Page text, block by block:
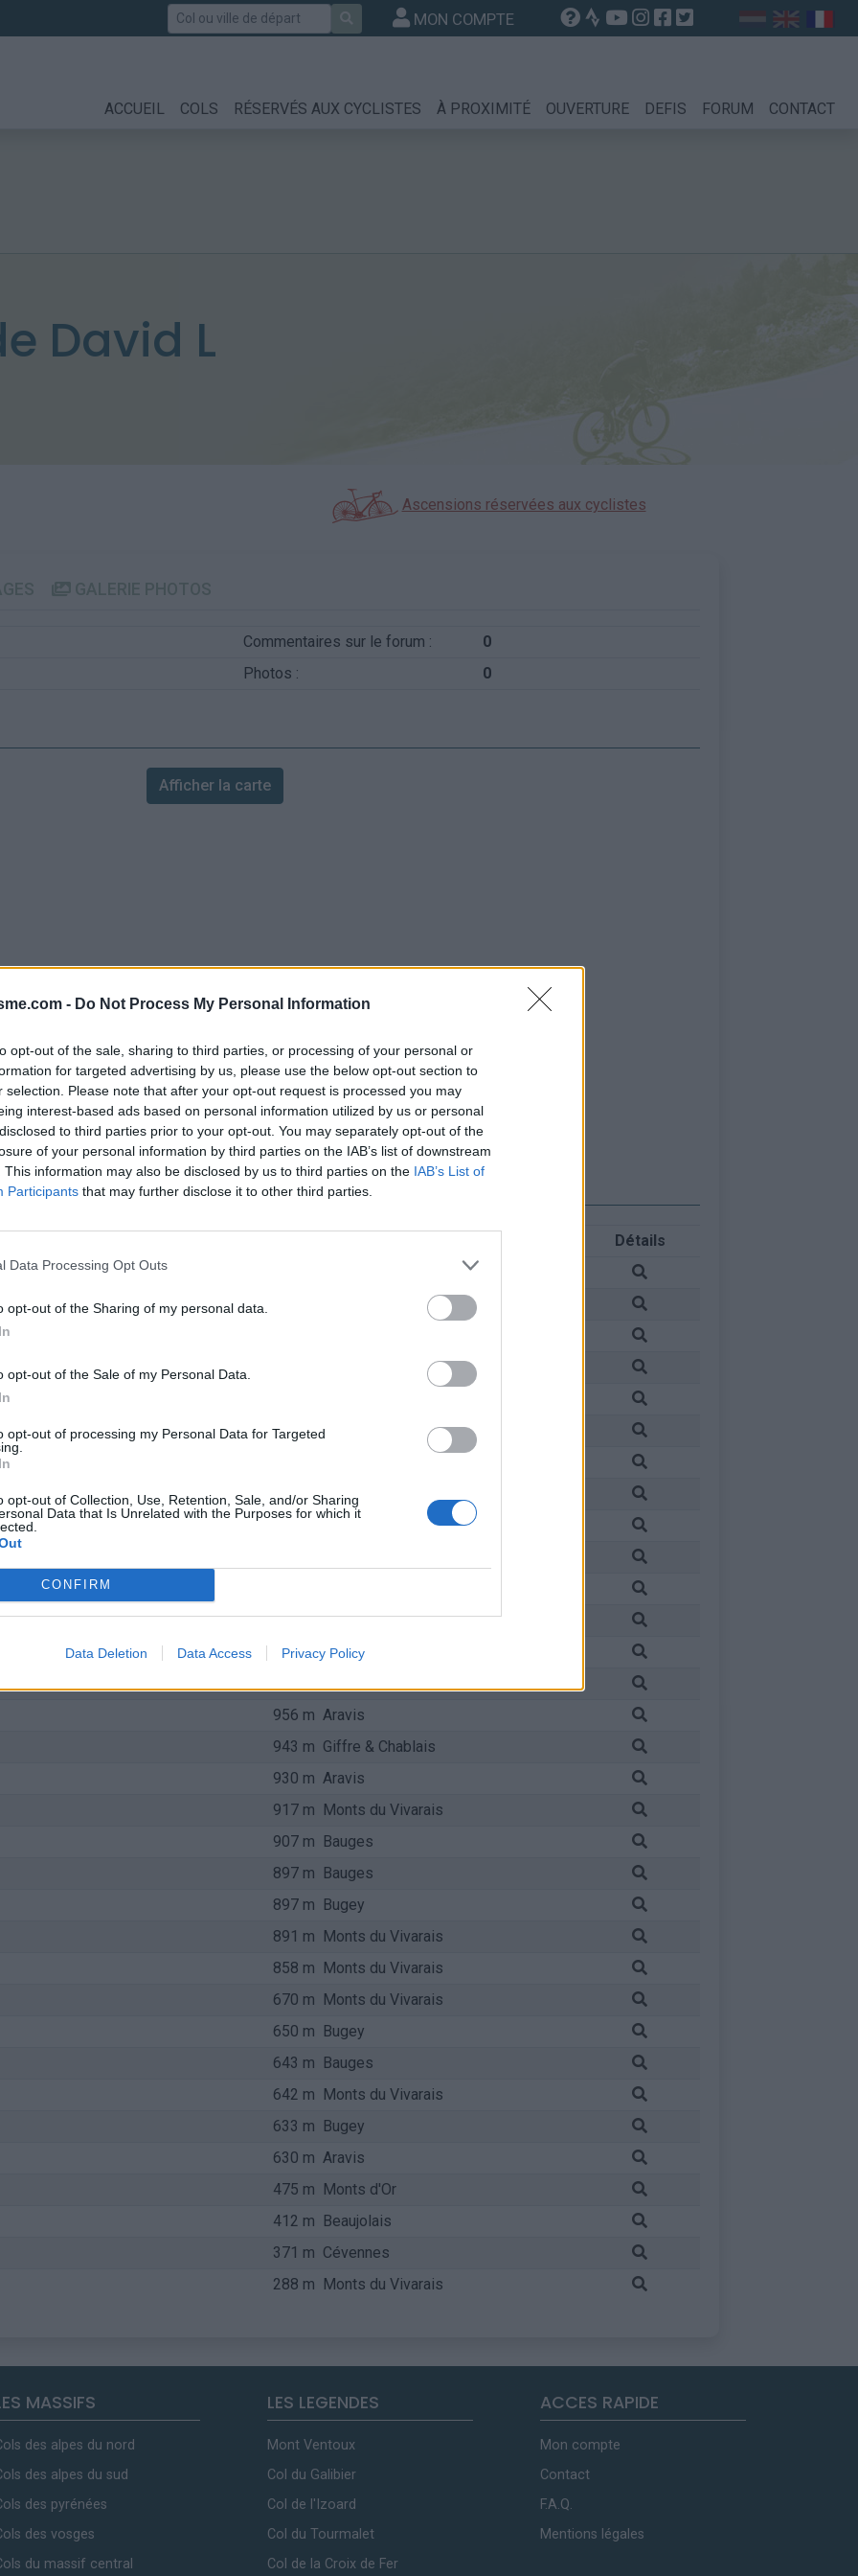
- Do Not Process My Personal Information
opt-out of the sale, sharing to third parties, or processing of your personal or
for targeted advertising by us, please use the below opt-out section to
selection. Please note that after your opt-out request is processed you may
interest-based ads based on personal information utilized by us or personal
to third parties prior to your opt-out. You may separately opt-out of the
of your personal information by third parties on the IAB’s list of downstream
This information may also be disclosed by us to third parties on the IAB’s List of
Participants that may further disclose it to other third parties.
Data Processing Opt Outs
opt-out of the Sharing of my personal data.
opt-out of the Sale of my Personal Data.
opt-out of processing my Personal Data for Targeted
opt-out of Collection, Use, Retention, Sale, and/or Sharing
Data that Is Unrelated with the Purposes for which it
CONFIRM
Data Deletion Data Access Privacy Policy
Rechercher MON COMPTE
ACCUEIL COLS RÉSERVÉS AUX CYCLISTES À PROXIMITÉ OUVERTURE DEFIS FORUM CONTACT
David L
Ascensions réservées aux cyclistes
Commentaires sur le forum :
0
Photos : 0
Afficher la carte
Détails
Monts du Vivarais
1235 m Monts du Vivarais
1150 m Aravis
1088 m Monts du Vivarais
1027 m Giffre & Chablais
956 m Aravis
943 m Giffre & Chablais
930 m Aravis
917 m Monts du Vivarais
907 m Bauges
897 m Bauges
897 m Bugey
891 m Monts du Vivarais
858 m Monts du Vivarais
670 m Monts du Vivarais
650 m Bugey
643 m Bauges
642 m Monts du Vivarais
633 m Bugey
630 m Aravis
475 m Monts d'Or
412 m Beaujolais
371 m Cévennes
288 m Monts du Vivarais
MASSIFS
des alpes du nord
des alpes du sud
des pyrénées
des vosges
du massif central
LES LEGENDES
Mont Ventoux
Col du Galibier
Col de l'Izoard
Col du Tourmalet
Col de la Croix de Fer
ACCES RAPIDE
Mon compte
Contact
F.A.Q.
Mentions légales